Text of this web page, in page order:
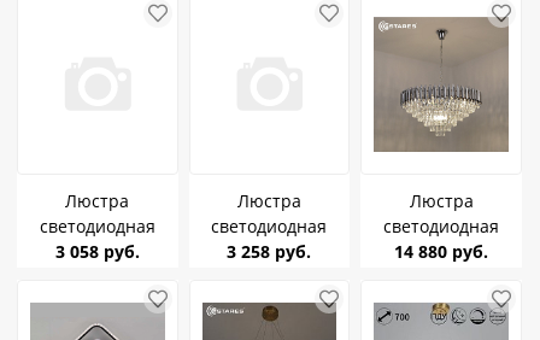
Люстра
светодиодная
Estares Fantaziya
CRISTAL/SHINY 32W
ПУЛЬТ
3 058 руб.
Люстра
светодиодная
Estares R-APP-330-
RGB музыкальная
ПУЛЬТ
3 258 руб.
Люстра
светодиодная
Estares Sandra
BKGD/CRYSTAL
14 880 руб.